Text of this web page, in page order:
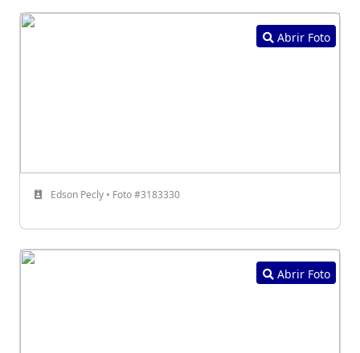
Abrir Foto
Edson Pecly • Foto #3183330
Abrir Foto